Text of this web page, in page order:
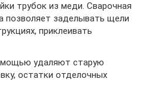
трубок из меди. Сварочная
позволяет заделывать щели
приклеивать
удаляют старую
остатки отделочных